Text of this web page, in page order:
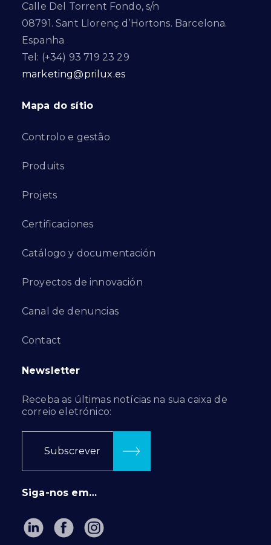
Calle Del Torrent Fondo, s/n
08791. Sant Llorenç d’Hortons. Barcelona.
Espanha
Tel: (+34) 93 719 23 29
marketing@prilux.es
Mapa do sítio
Controlo e gestão
Produits
Projets
Certificaciones
Catálogo y documentación
Proyectos de innovación
Canal de denuncias
Contact
Newsletter
Receba as últimas notícias na sua caixa de
correio eletrónico:
Subscrever
Siga-nos em…